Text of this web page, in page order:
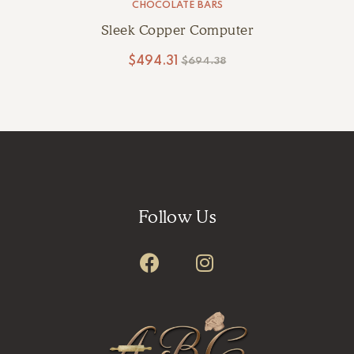
CHOCOLATE BARS
Sleek Copper Computer
$694.38
$494.31
Follow Us